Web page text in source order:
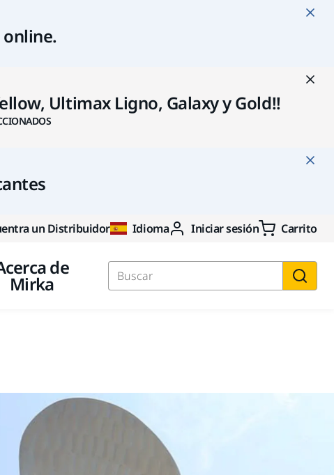
online.
Ultimax Ligno, Galaxy y Gold!!
un Distribuidor Idioma Iniciar sesión Carrito
de
Mirka Buscar